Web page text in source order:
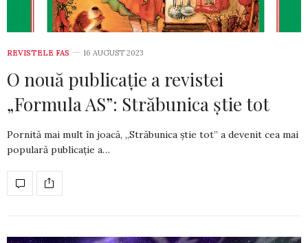
REVISTELE FAS 16 AUGUST 2023
O nouă publicație a revistei
„Formula AS”: Străbunica știe tot
Pornită mai mult în joacă, „Străbunica știe tot” a devenit cea mai
populară publicație a…